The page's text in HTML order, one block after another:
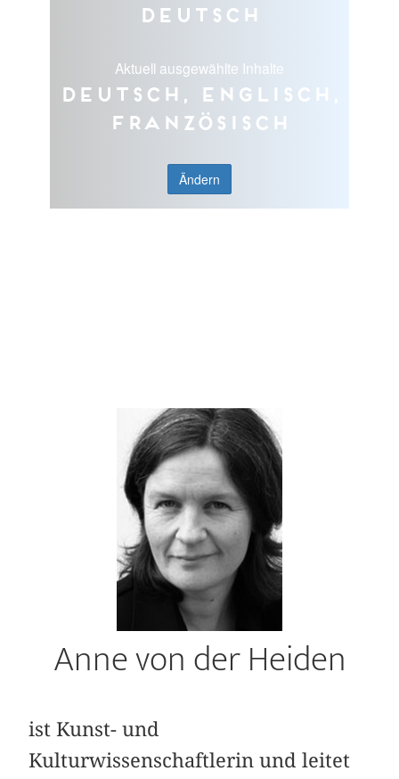
Deutsch
Aktuell ausgewählte Inhalte
Deutsch, Englisch,
Französisch
Ändern
Anne von der Heiden
ist Kunst- und
Kulturwissenschaftlerin und leitet